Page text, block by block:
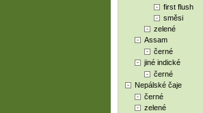
first flush
směsi
zelené
Assam
černé
jiné indické
černé
Nepálské čaje
černé
zelené